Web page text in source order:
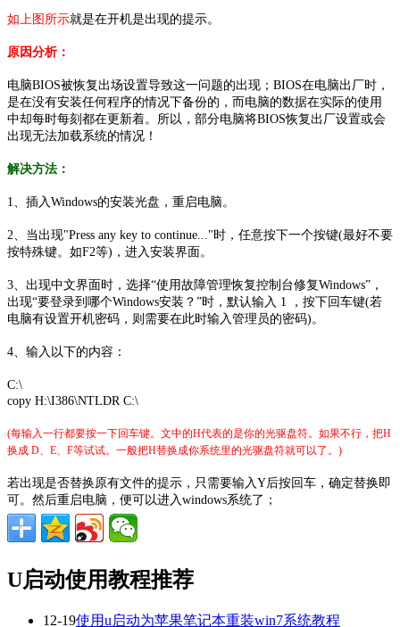
如上图所示就是在开机是出现的提示。
原因分析：
电脑BIOS被恢复出场设置导致这一问题的出现；BIOS在电脑出厂时，
是在没有安装任何程序的情况下备份的，而电脑的数据在实际的使用
中却每时每刻都在更新着。所以，部分电脑将BIOS恢复出厂设置或会
出现无法加载系统的情况！
解决方法：
1、插入Windows的安装光盘，重启电脑。
2、当出现"Press any key to continue..."时，任意按下一个按键(最好不要
按特殊键。如F2等)，进入安装界面。
3、出现中文界面时，选择“使用故障管理恢复控制台修复Windows”，
出现“要登录到哪个Windows安装？”时，默认输入 1 ，按下回车键(若
电脑有设置开机密码，则需要在此时输入管理员的密码)。
4、输入以下的内容：
C:\
copy H:\I386\NTLDR C:\
(每输入一行都要按一下回车键。文中的H代表的是你的光驱盘符。如果不行，把H
换成 D、E、F等试试。一般把H替换成你系统里的光驱盘符就可以了。)
若出现是否替换原有文件的提示，只需要输入Y后按回车，确定替换即
可。然后重启电脑，便可以进入windows系统了；
U启动使用教程推荐
12-19使用u启动为苹果笔记本重装win7系统教程